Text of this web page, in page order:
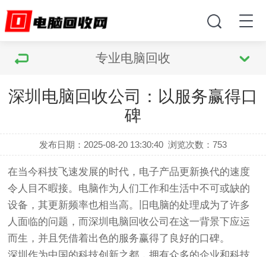
专业电脑回收
深圳电脑回收公司：以服务赢得口
碑
发布日期：2025-08-20 13:30:40 浏览次数：753
在当今科技飞速发展的时代，电子产品更新换代的速度
令人目不暇接。电脑作为人们工作和生活中不可或缺的
设备，其更新频率也相当高。旧电脑的处理成为了许多
人面临的问题，而深圳电脑回收公司在这一背景下应运
而生，并且凭借着出色的服务赢得了良好的口碑。